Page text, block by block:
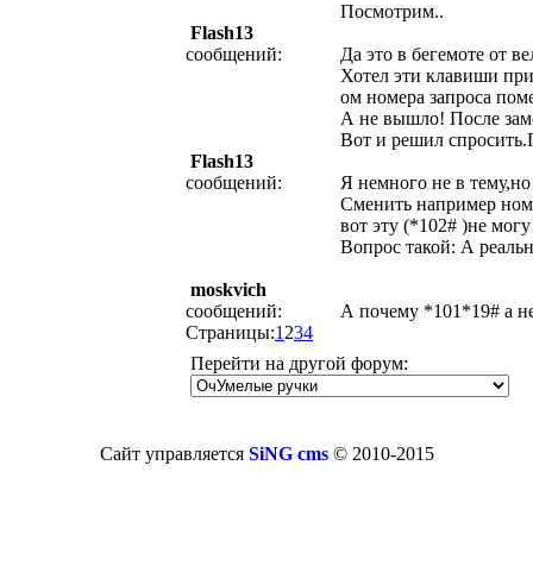
Посмотрим..
Flash13
сообщений:
Да это в бегемоте от
Хотел эти клавиши
ом номера запроса
А не вышло! После
Вот и решил
Flash13
сообщений:
Я немного не в
Сменить например
вот эту (*102# )не
Вопрос такой: А
moskvich
сообщений:
А почему *101*19# а
Страницы:1 234
Перейти на другой форум:
Сайт управляется SiNG cms© 2010-2015